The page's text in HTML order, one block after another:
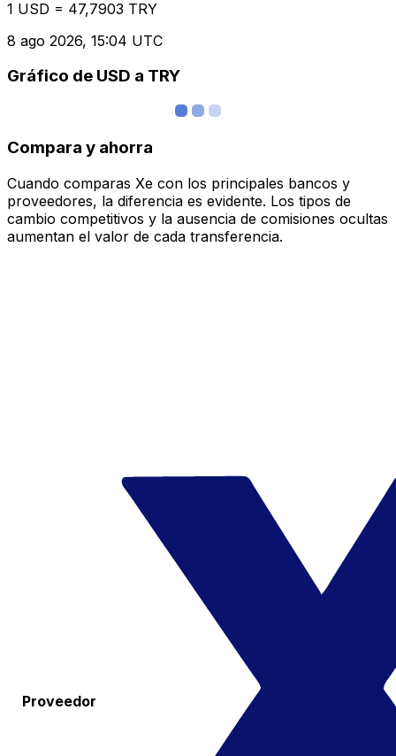
1 USD = 47,7903 TRY
8 ago 2026, 15:04 UTC
Gráfico de USD a TRY
Compara y ahorra
Cuando comparas Xe con los principales bancos y
proveedores, la diferencia es evidente. Los tipos de
cambio competitivos y la ausencia de comisiones ocultas
aumentan el valor de cada transferencia.
Proveedor